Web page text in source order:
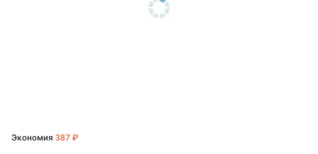
Экономия 387 ₽